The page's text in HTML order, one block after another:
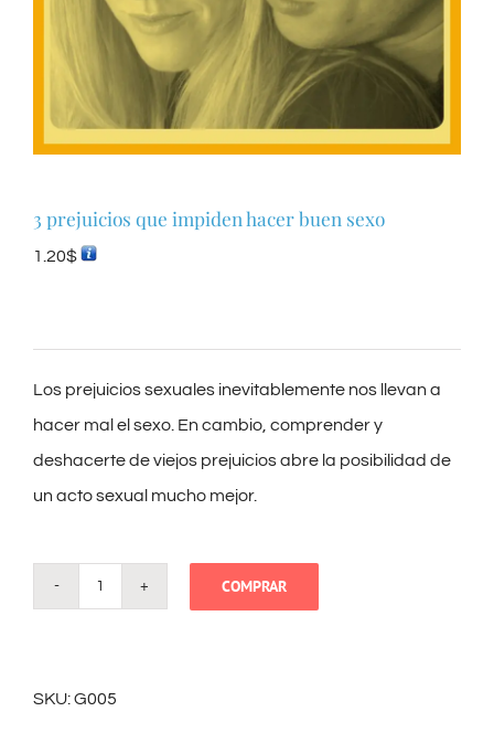
3 prejuicios que impiden hacer buen sexo
1.20$
Los prejuicios sexuales inevitablemente nos llevan a
hacer mal el sexo. En cambio, comprender y
deshacerte de viejos prejuicios abre la posibilidad de
un acto sexual mucho mejor.
impiden
COMPRAR
SKU:G005